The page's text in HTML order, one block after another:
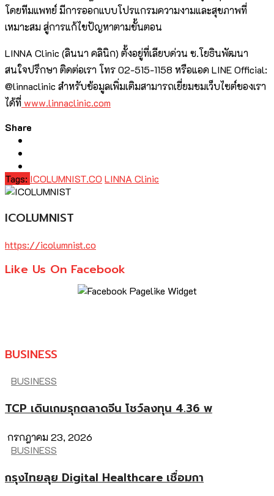
โดยทีมแพทย์ มีการออกแบบโปรแกรมความงามและสุขภาพที่
เหมาะสม สู่การแก้ไขปัญหาตามขั้นตอน
LINNA Clinic (ลินนา คลินิก) ตั้งอยู่ที่เลียบด่วน ซ.โยธินพัฒนา
สนใจปรึกษา ติดต่อเรา โทร 02-515-1158 หรือแอด LINE Official:
@linnaclinic สำหรับข้อมูลเพิ่มเติมสามารถเยี่ยมชมเว็บไซต์ของเรา
ได้ที่www.linnaclinic.com
Share
Tags: ICOLUMNIST.CO LINNA Clinic
ICOLUMNIST
https://icolumnist.co
Like Us On Facebook
BUSINESS
BUSINESS
TCP เดินเกมรุกตลาดจีน โชว์ลงทุน 4.36 พ
กรกฎาคม 23, 2026
BUSINESS
กรุงไทยลุย Digital Healthcare เชื่อมกา